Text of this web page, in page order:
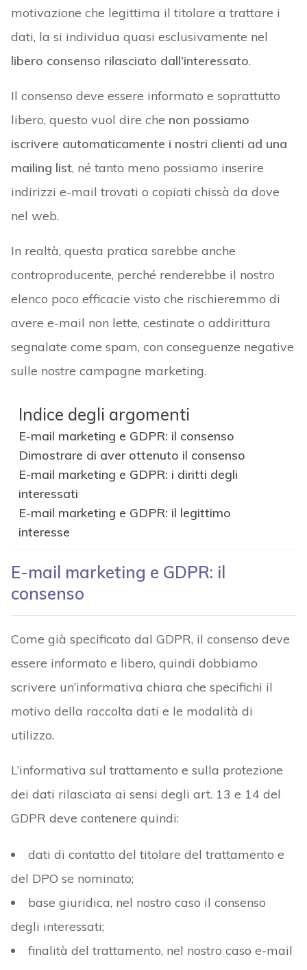
motivazione che legittima il titolare a trattare i
dati, la si individua quasi esclusivamente nel
libero consenso rilasciato dall’interessato.
Il consenso deve essere informato e soprattutto
libero, questo vuol dire che non possiamo
iscrivere automaticamente i nostri clienti ad una
mailing list, né tanto meno possiamo inserire
indirizzi e-mail trovati o copiati chissà da dove
nel web.
In realtà, questa pratica sarebbe anche
controproducente, perché renderebbe il nostro
elenco poco efficacie visto che rischieremmo di
avere e-mail non lette, cestinate o addirittura
segnalate come spam, con conseguenze negative
sulle nostre campagne marketing.
Indice degli argomenti
E-mail marketing e GDPR: il consenso
Dimostrare di aver ottenuto il consenso
E-mail marketing e GDPR: i diritti degli
interessati
E-mail marketing e GDPR: il legittimo
interesse
E-mail marketing e GDPR: il
consenso
Come già specificato dal GDPR, il consenso deve
essere informato e libero, quindi dobbiamo
scrivere un’informativa chiara che specifichi il
motivo della raccolta dati e le modalità di
utilizzo.
L’informativa sul trattamento e sulla protezione
dei dati rilasciata ai sensi degli art. 13 e 14 del
GDPR deve contenere quindi:
dati di contatto del titolare del trattamento e
del DPO se nominato;
base giuridica, nel nostro caso il consenso
degli interessati;
finalità del trattamento, nel nostro caso e-mail